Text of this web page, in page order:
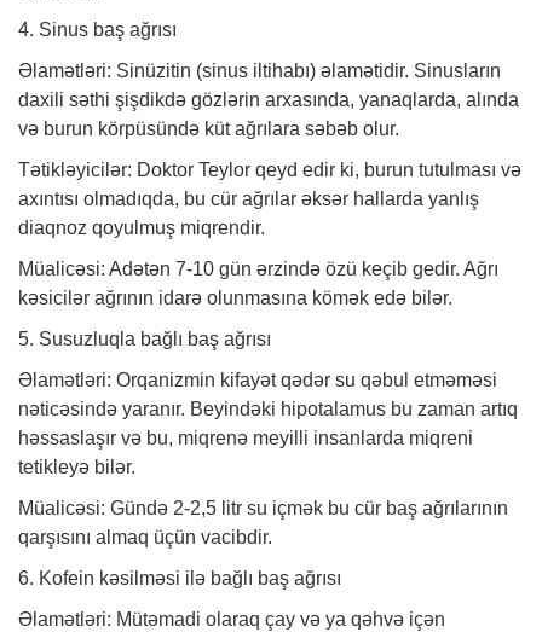
4. Sinus baş ağrısı
Əlamətləri: Sinüzitin (sinus iltihabı) əlamətidir. Sinusların
daxili səthi şişdikdə gözlərin arxasında, yanaqlarda, alında
və burun körpüsündə küt ağrılara səbəb olur.
Tətikləyicilər: Doktor Teylor qeyd edir ki, burun tutulması və
axıntısı olmadıqda, bu cür ağrılar əksər hallarda yanlış
diaqnoz qoyulmuş miqrendir.
Müalicəsi: Adətən 7-10 gün ərzində özü keçib gedir. Ağrı
kəsicilər ağrının idarə olunmasına kömək edə bilər.
5. Susuzluqla bağlı baş ağrısı
Əlamətləri: Orqanizmin kifayət qədər su qəbul etməməsi
nəticəsində yaranır. Beyindəki hipotalamus bu zaman artıq
həssaslaşır və bu, miqrenə meyilli insanlarda miqreni
tetikleyə bilər.
Müalicəsi: Gündə 2-2,5 litr su içmək bu cür baş ağrılarının
qarşısını almaq üçün vacibdir.
6. Kofein kəsilməsi ilə bağlı baş ağrısı
Əlamətləri: Mütəmadi olaraq çay və ya qəhvə içən